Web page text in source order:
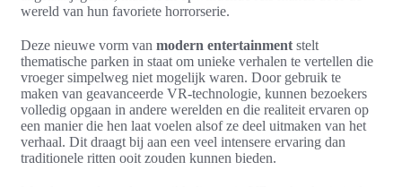
wereld van hun favoriete horrorserie.
Deze nieuwe vorm van modern entertainment stelt
thematische parken in staat om unieke verhalen te vertellen die
vroeger simpelweg niet mogelijk waren. Door gebruik te
maken van geavanceerde VR-technologie, kunnen bezoekers
volledig opgaan in andere werelden en die realiteit ervaren op
een manier die hen laat voelen alsof ze deel uitmaken van het
verhaal. Dit draagt bij aan een veel intensere ervaring dan
traditionele ritten ooit zouden kunnen bieden.